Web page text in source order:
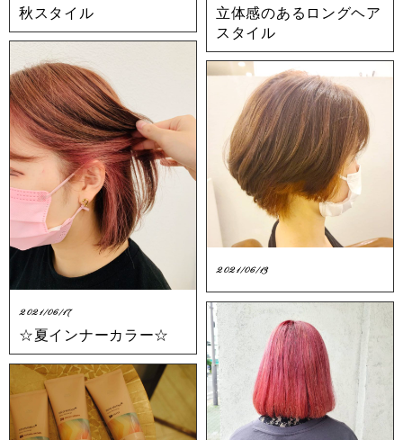
秋スタイル
立体感のあるロングヘア
スタイル
2021/06/17
☆夏インナーカラー☆
2021/06/13